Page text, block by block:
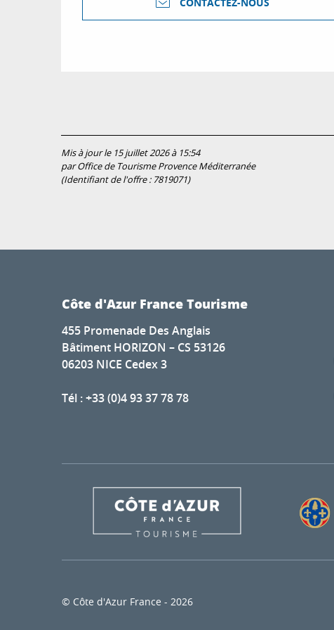
Mis à jour le 15 juillet 2026 à 15:54
par Office de Tourisme Provence Méditerranée
(Identifiant de l'offre : 7819071)
Côte d'Azur France Tourisme
455 Promenade Des Anglais
Bâtiment HORIZON – CS 53126
06203 NICE Cedex 3
Tél : +33 (0)4 93 37 78 78
© Côte d'Azur France - 2026